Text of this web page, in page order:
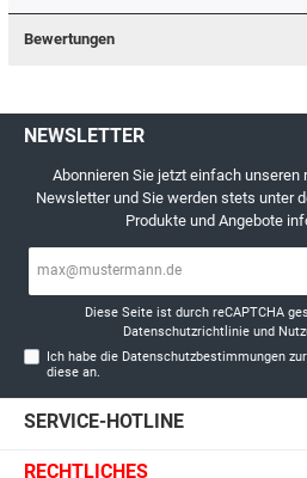
Bewertungen
NEWSLETTER
Abonnieren Sie jetzt einfach
Newsletter und Sie werden stets unter
Produkte und Angebote
Diese Seite ist durch reCAPTCHA
Datenschutzrichtlinieund
Ich habe die Datenschutzbestimmungen
diese an.
SERVICE-HOTLINE
RECHTLICHES